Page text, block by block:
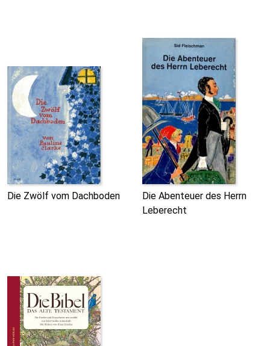
Die Zwölf vom Dachboden
Die Abenteuer des Herrn
Leberecht